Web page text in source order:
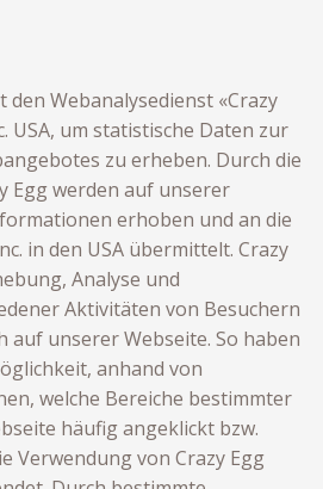
Webanalysedienst «Crazy
USA, um statistische Daten zur
zu erheben. Durch die
Egg werden auf unserer
erhoben und an die
in den USA übermittelt. Crazy
Analyse und
Aktivitäten von Besuchern
auf unserer Webseite. So haben
anhand von
welche Bereiche bestimmter
häufig angeklickt bzw.
Verwendung von Crazy Egg